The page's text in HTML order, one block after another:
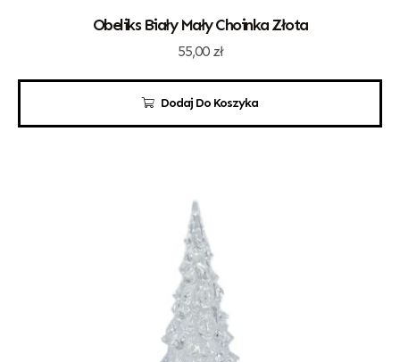
Dodaj Do Koszyka
Obeliks Biały Mały Choinka Złota
55,00 zł